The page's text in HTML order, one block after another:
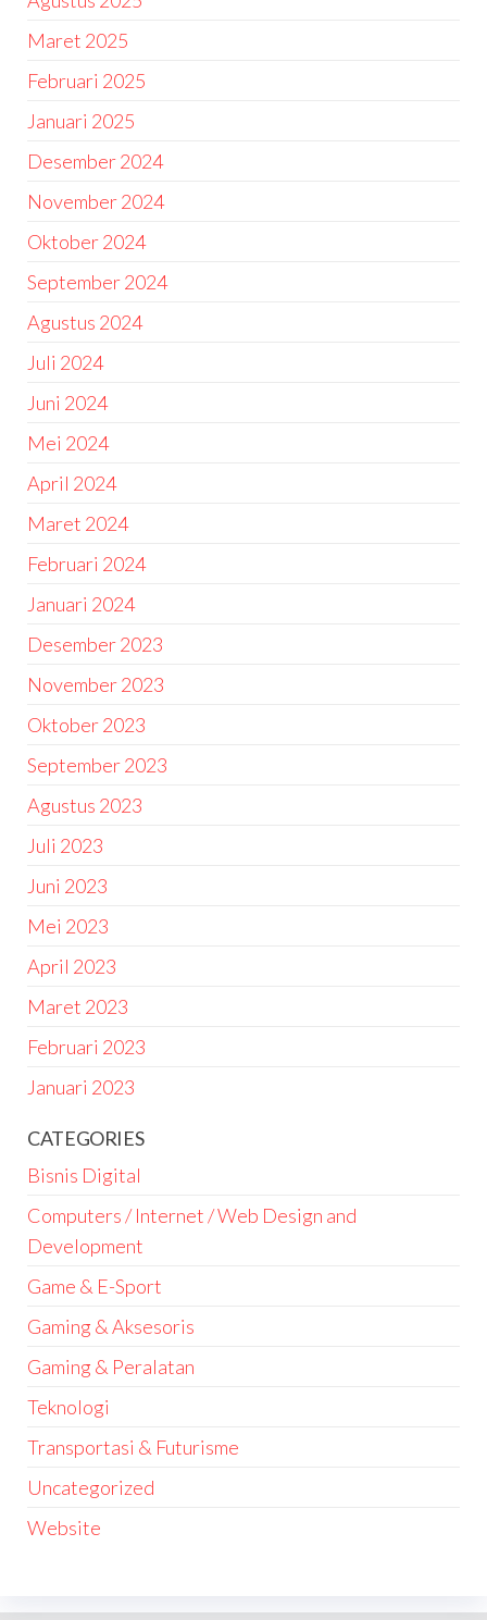
Maret 2025
Februari 2025
Januari 2025
Desember 2024
November 2024
Oktober 2024
September 2024
Agustus 2024
Juli 2024
Juni 2024
Mei 2024
April 2024
Maret 2024
Februari 2024
Januari 2024
Desember 2023
November 2023
Oktober 2023
September 2023
Agustus 2023
Juli 2023
Juni 2023
Mei 2023
April 2023
Maret 2023
Februari 2023
Januari 2023
CATEGORIES
Bisnis Digital
Computers / Internet / Web Design and
Development
Game & E-Sport
Gaming & Aksesoris
Gaming & Peralatan
Teknologi
Transportasi & Futurisme
Uncategorized
Website